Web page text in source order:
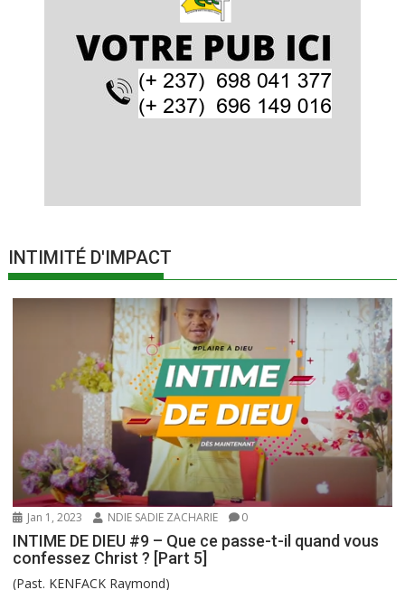
INTIMITÉ D'IMPACT
Jan 1, 2023 NDIE SADIE ZACHARIE 0
INTIME DE DIEU #9 – Que ce passe-t-il quand vous
confessez Christ ? [Part 5]
(Past. KENFACK Raymond)